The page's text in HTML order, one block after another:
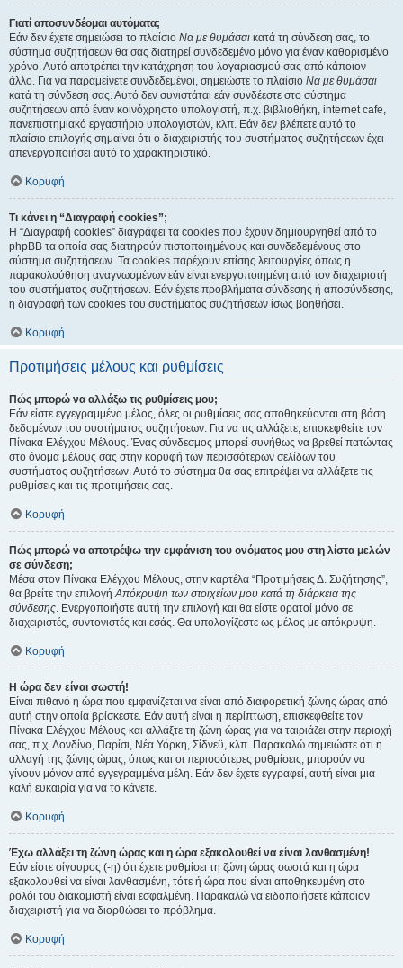
Γιατί αποσυνδέομαι αυτόματα;
Εάν δεν έχετε σημειώσει το πλαίσιο Να με θυμάσαι κατά τη σύνδεση σας, το
σύστημα συζητήσεων θα σας διατηρεί συνδεδεμένο μόνο για έναν καθορισμένο
χρόνο. Αυτό αποτρέπει την κατάχρηση του λογαριασμού σας από κάποιον
άλλο. Για να παραμείνετε συνδεδεμένοι, σημειώστε το πλαίσιο Να με θυμάσαι
κατά τη σύνδεση σας. Αυτό δεν συνιστάται εάν συνδέεστε στο σύστημα
συζητήσεων από έναν κοινόχρηστο υπολογιστή, π.χ. βιβλιοθήκη, internet cafe,
πανεπιστημιακό εργαστήριο υπολογιστών, κλπ. Εάν δεν βλέπετε αυτό το
πλαίσιο επιλογής σημαίνει ότι ο διαχειριστής του συστήματος συζητήσεων έχει
απενεργοποιήσει αυτό το χαρακτηριστικό.
Κορυφή
Τι κάνει η “Διαγραφή cookies”;
Η “Διαγραφή cookies” διαγράφει τα cookies που έχουν δημιουργηθεί από το
phpBB τα οποία σας διατηρούν πιστοποιημένους και συνδεδεμένους στο
σύστημα συζητήσεων. Τα cookies παρέχουν επίσης λειτουργίες όπως η
παρακολούθηση αναγνωσμένων εάν είναι ενεργοποιημένη από τον διαχειριστή
του συστήματος συζητήσεων. Εάν έχετε προβλήματα σύνδεσης ή αποσύνδεσης,
η διαγραφή των cookies του συστήματος συζητήσεων ίσως βοηθήσει.
Κορυφή
Προτιμήσεις μέλους και ρυθμίσεις
Πώς μπορώ να αλλάξω τις ρυθμίσεις μου;
Εάν είστε εγγεγραμμένο μέλος, όλες οι ρυθμίσεις σας αποθηκεύονται στη βάση
δεδομένων του συστήματος συζητήσεων. Για να τις αλλάξετε, επισκεφθείτε τον
Πίνακα Ελέγχου Μέλους. Ένας σύνδεσμος μπορεί συνήθως να βρεθεί πατώντας
στο όνομα μέλους σας στην κορυφή των περισσότερων σελίδων του
συστήματος συζητήσεων. Αυτό το σύστημα θα σας επιτρέψει να αλλάξετε τις
ρυθμίσεις και τις προτιμήσεις σας.
Κορυφή
Πώς μπορώ να αποτρέψω την εμφάνιση του ονόματος μου στη λίστα μελών
σε σύνδεση;
Μέσα στον Πίνακα Ελέγχου Μέλους, στην καρτέλα “Προτιμήσεις Δ. Συζήτησης”,
θα βρείτε την επιλογήΑπόκρυψη των στοιχείων μου κατά τη διάρκεια της
σύνδεσης. Ενεργοποιήστε αυτή την επιλογή και θα είστε ορατοί μόνο σε
διαχειριστές, συντονιστές και εσάς. Θα υπολογίζεστε ως μέλος με απόκρυψη.
Κορυφή
Η ώρα δεν είναι σωστή!
Είναι πιθανό η ώρα που εμφανίζεται να είναι από διαφορετική ζώνης ώρας από
αυτή στην οποία βρίσκεστε. Εάν αυτή είναι η περίπτωση, επισκεφθείτε τον
Πίνακα Ελέγχου Μέλους και αλλάξτε τη ζώνη ώρας για να ταιριάζει στην περιοχή
σας, π.χ. Λονδίνο, Παρίσι, Νέα Υόρκη, Σίδνεϋ, κλπ. Παρακαλώ σημειώστε ότι η
αλλαγή της ζώνης ώρας, όπως και οι περισσότερες ρυθμίσεις, μπορούν να
γίνουν μόνον από εγγεγραμμένα μέλη. Εάν δεν έχετε εγγραφεί, αυτή είναι μια
καλή ευκαιρία για να το κάνετε.
Κορυφή
Έχω αλλάξει τη ζώνη ώρας και η ώρα εξακολουθεί να είναι λανθασμένη!
Εάν είστε σίγουρος (-η) ότι έχετε ρυθμίσει τη ζώνη ώρας σωστά και η ώρα
εξακολουθεί να είναι λανθασμένη, τότε ή ώρα που είναι αποθηκευμένη στο
ρολόι του διακομιστή είναι εσφαλμένη. Παρακαλώ να ειδοποιήσετε κάποιον
διαχειριστή για να διορθώσει το πρόβλημα.
Κορυφή